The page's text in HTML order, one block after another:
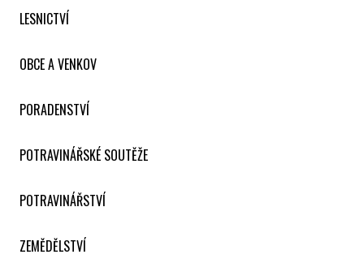
LESNICTVÍ
OBCE A VENKOV
PORADENSTVÍ
POTRAVINÁŘSKÉ SOUTĚŽE
POTRAVINÁŘSTVÍ
ZEMĚDĚLSTVÍ